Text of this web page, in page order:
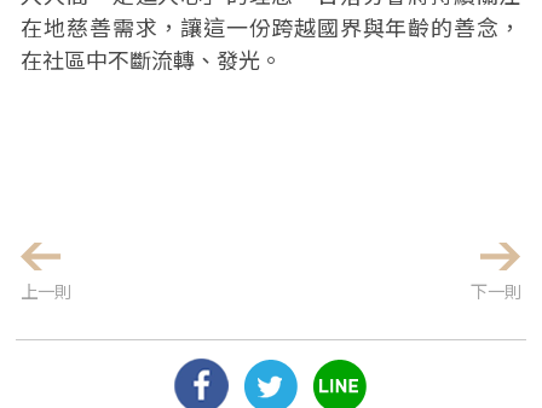
在地慈善需求，讓這一份跨越國界與年齡的善念，
在社區中不斷流轉、發光。
上一則 下一則